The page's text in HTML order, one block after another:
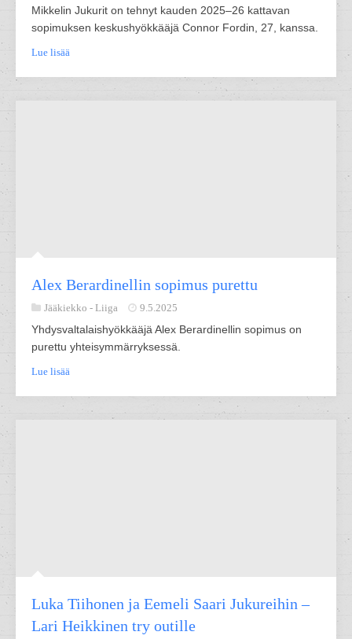
Mikkelin Jukurit on tehnyt kauden 2025–26 kattavan
sopimuksen keskushyökkääjä Connor Fordin, 27, kanssa.
Lue lisää
Alex Berardinellin sopimus purettu
Jääkiekko - Liiga 9.5.2025
Yhdysvaltalaishyökkääjä Alex Berardinellin sopimus on
purettu yhteisymmärryksessä.
Lue lisää
Luka Tiihonen ja Eemeli Saari Jukureihin –
Lari Heikkinen try outille